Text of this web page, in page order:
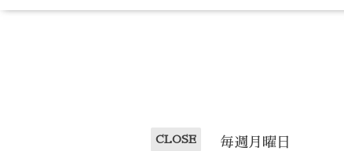
CLOSE 毎週月曜日